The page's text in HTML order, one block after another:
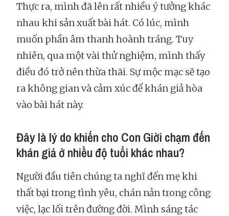
Thực ra, mình đã lên rất nhiều ý tưởng khác
nhau khi sản xuất bài hát. Có lúc, mình
muốn phần âm thanh hoành tráng. Tuy
nhiên, qua một vài thử nghiệm, mình thấy
điều đó trở nên thừa thãi. Sự mộc mạc sẽ tạo
ra không gian và cảm xúc để khán giả hòa
vào bài hát này.
Đây là lý do khiến cho Con Giời chạm đến
khán giả ở nhiều độ tuổi khác nhau?
Người đầu tiên chúng ta nghĩ đến mẹ khi
thất bại trong tình yêu, chán nản trong công
việc, lạc lối trên đường đời. Mình sáng tác